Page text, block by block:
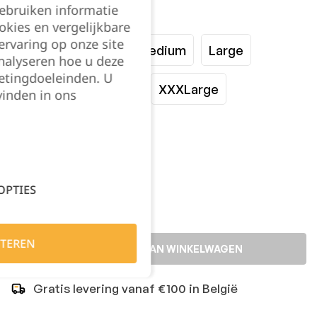
Maat:
XSmall Small Medium Large
XLarge XXXLarge
TOEVOEGEN AAN WINKELWAGEN
Gratis levering vanaf €100 in België
informatie
en vergelijkbare
op onze site
hoe u deze
U
in ons